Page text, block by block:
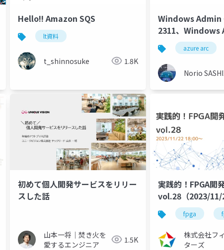
directory
Hello!! Amazon SQS
lt資料
t_shinnosuke 1.8K
Windows
2311、
modernized
(preview) -
Center 2311
azure arc
Norio
学 言語の生と死 -自然言語 vs. プログラミング
初めて個人開発サービスをリリー
スした話
山本一将｜焚き火を
愛するエンジニア
1.5K
実践的！FPGA開
vol.28（2023/11/
fpga
株式会社フ
ターズ